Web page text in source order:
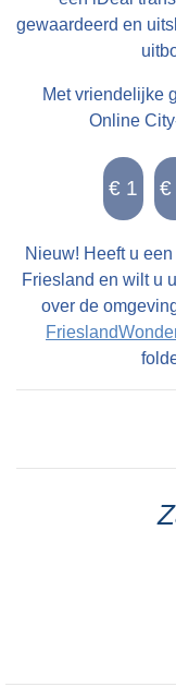
gewaardeerd en
Met vriendelijke
Online
Nieuw! Heeft u
Friesland en wilt u
over de